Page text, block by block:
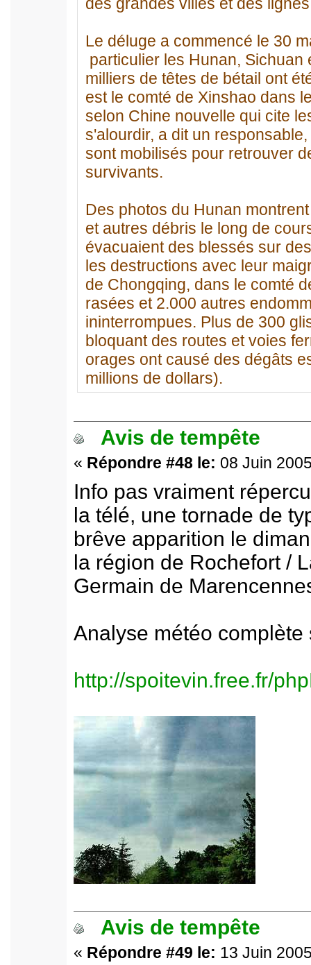
des grandes villes et des
Le déluge a commencé le 30
particulier les Hunan,
milliers de têtes de bétail ont
est le comté de Xinshao dans
selon Chine nouvelle qui cite
s'alourdir, a dit un
sont mobilisés pour retrouver
survivants.
Des photos du Hunan
et autres débris le long de
évacuaient des blessés sur
les destructions avec leur
de Chongqing, dans le comté
rasées et 2.000 autres
ininterrompues. Plus de 300
bloquant des routes et voies
orages ont causé des dégâts
millions de dollars).
Avis de tempête
« Répondre #48 le: 08 Juin
Info pas vraiment
la télé, une tornade de
brêve apparition le
la région de Rochefort /
Germain de
Analyse météo complète
http://spoitevin.free.fr/
Avis de tempête
« Répondre #49 le: 13 Juin